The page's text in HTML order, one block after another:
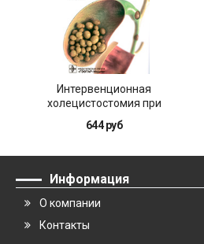
Интервенционная
холецистостомия при
остром холецистите в
лечении пациентов
групп
644 руб
Информация
О компании
Контакты